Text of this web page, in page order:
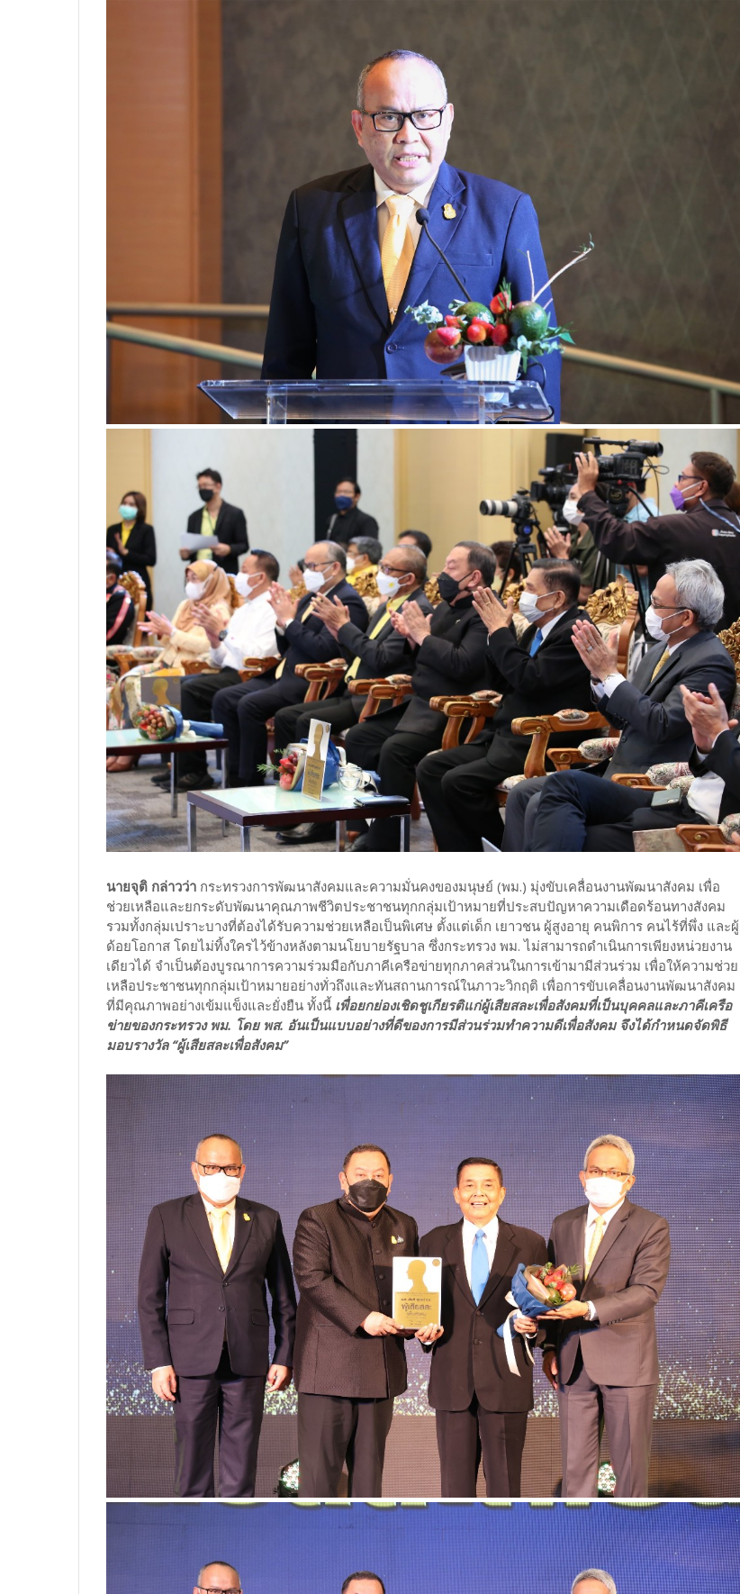
นายจุติ กล่าวว่า กระทรวงการพัฒนาสังคมและความมั่นคงของมนุษย์ (พม.) มุ่งขับเคลื่อนงานพัฒนาสังคม เพื่อ
ช่วยเหลือและยกระดับพัฒนาคุณภาพชีวิตประชาชนทุกกลุ่มเป้าหมายที่ประสบปัญหาความเดือดร้อนทางสังคม
รวมทั้งกลุ่มเปราะบางที่ต้องได้รับความช่วยเหลือเป็นพิเศษ ตั้งแต่เด็ก เยาวชน ผู้สูงอายุ คนพิการ คนไร้ที่พึ่ง และผู้
ด้อยโอกาส โดยไม่ทิ้งใครไว้ข้างหลังตามนโยบายรัฐบาล ซึ่งกระทรวง พม. ไม่สามารถดำเนินการเพียงหน่วยงาน
เดียวได้ จำเป็นต้องบูรณาการความร่วมมือกับภาคีเครือข่ายทุกภาคส่วนในการเข้ามามีส่วนร่วม เพื่อให้ความช่วย
เหลือประชาชนทุกกลุ่มเป้าหมายอย่างทั่วถึงและทันสถานการณ์ในภาวะวิกฤติ เพื่อการขับเคลื่อนงานพัฒนาสังคม
ที่มีคุณภาพอย่างเข้มแข็งและยั่งยืน ทั้งนี้ เพื่อยกย่องเชิดชูเกียรติแก่ผู้เสียสละเพื่อสังคมที่เป็นบุคคลและภาคีเครือ
ข่ายของกระทรวง พม. โดย พส. อันเป็นแบบอย่างที่ดีของการมีส่วนร่วมทำความดีเพื่อสังคม จึงได้กำหนดจัดพิธี
มอบรางวัล “ผู้เสียสละเพื่อสังคม”